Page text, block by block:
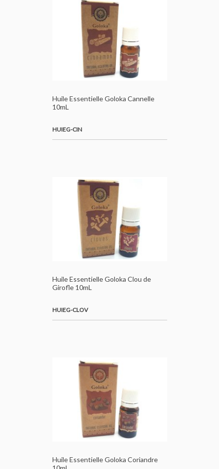
Huile Essentielle Goloka Cannelle
10mL
HUIEG-CIN
Huile Essentielle Goloka Clou de
Girofle 10mL
HUIEG-CLOV
Huile Essentielle Goloka Coriandre